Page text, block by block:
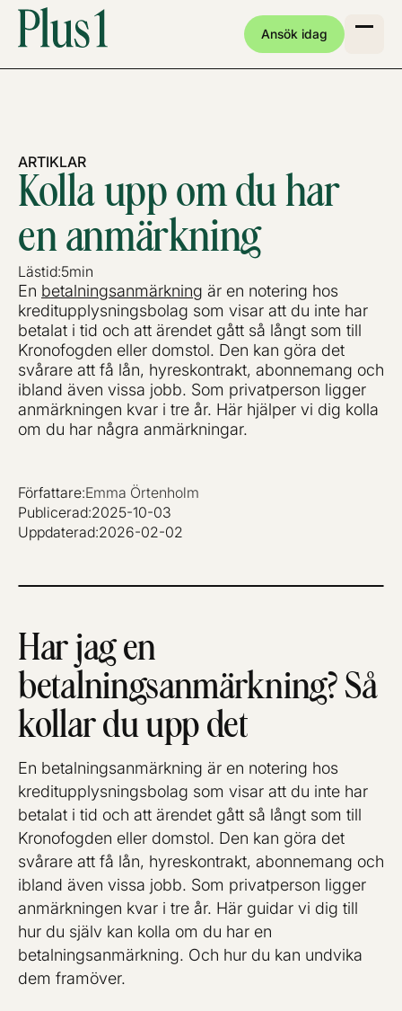
Ansök idag
ARTIKLAR
Kolla upp om du har
en anmärkning
Lästid:5min
Författare:Emma Örtenholm
Publicerad:2025-10-03
Uppdaterad:2026-02-02
En betalningsanmärkning är en notering hos
kreditupplysningsbolag som visar att du inte har
betalat i tid och att ärendet gått så långt som till
Kronofogden eller domstol. Den kan göra det
svårare att få lån, hyreskontrakt, abonnemang och
ibland även vissa jobb. Som privatperson ligger
anmärkningen kvar i tre år. Här hjälper vi dig kolla
om du har några anmärkningar.
Har jag en
betalningsanmärkning? Så
kollar du upp det
En betalningsanmärkning är en notering hos
kreditupplysningsbolag som visar att du inte har
betalat i tid och att ärendet gått så långt som till
Kronofogden eller domstol. Den kan göra det
svårare att få lån, hyreskontrakt, abonnemang och
ibland även vissa jobb. Som privatperson ligger
anmärkningen kvar i tre år. Här guidar vi dig till
hur du själv kan kolla om du har en
betalningsanmärkning. Och hur du kan undvika
dem framöver.